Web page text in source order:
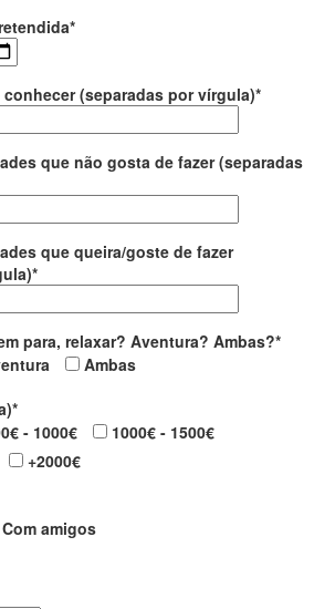
(separadas por vírgula)*
que não gosta de fazer (separadas
que queira/goste de fazer
para, relaxar? Aventura? Ambas?*
Ambas
- 1000€
1000€ - 1500€
+2000€
Com amigos